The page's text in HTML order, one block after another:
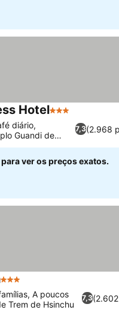
Hotel3 Estrelas
7,3(2.968
diário,
Guandi de
ver os preços exatos.
3 Estrelas
7,3
A poucos
Trem de Hsinchu